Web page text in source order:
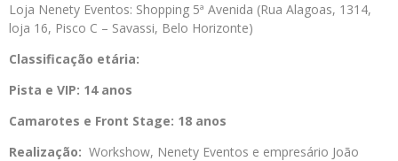
Loja Nenety Eventos: Shopping 5ª Avenida (Rua Alagoas, 1314,
loja 16, Pisco C – Savassi, Belo Horizonte)
Classificação etária:
Pista e VIP: 14 anos
Camarotes e Front Stage: 18 anos
Realização: Workshow, Nenety Eventos e empresário João